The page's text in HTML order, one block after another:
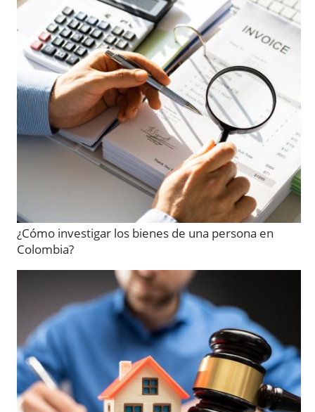
¿Cómo investigar los bienes de una persona en
Colombia?